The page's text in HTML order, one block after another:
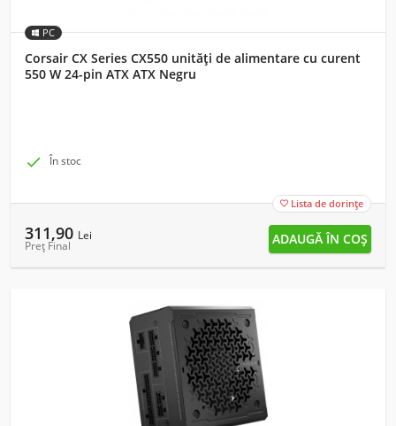
PC
Corsair CX Series CX550 unități de alimentare cu curent
550 W 24-pin ATX ATX Negru
 În stoc
 Lista de dorințe
311,90 Lei
Preț Final